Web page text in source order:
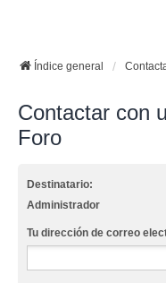
Índice general
Contactar con
Foro
Destinatario:
Administrador
Tu dirección de correo